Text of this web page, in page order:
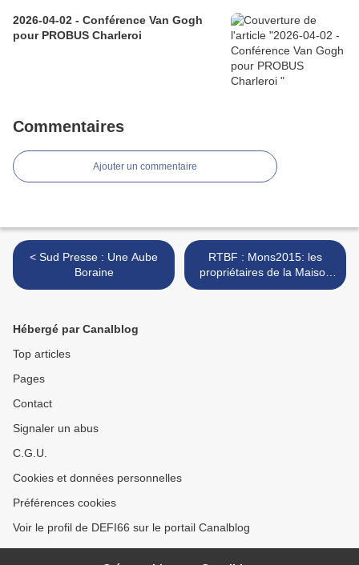
2026-04-02 - Conférence Van Gogh
pour PROBUS Charleroi
Commentaires
Ajouter un commentaire
< Sud Presse : Une Aube
Boraine
RTBF : Mons2015: les
propriétaires de la Maison
Van Gogh vont devoir céder
Hébergé par Canalblog
Top articles
Pages
Contact
Signaler un abus
C.G.U.
Cookies et données personnelles
Préférences cookies
Voir le profil de DEFI66 sur le portail Canalblog